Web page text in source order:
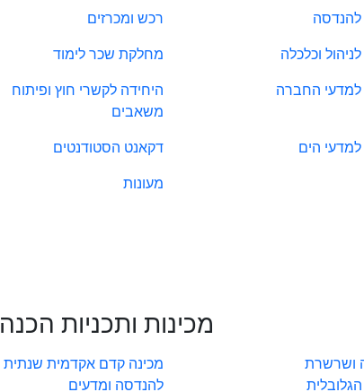
וכלכלה
החברה
הים
רכש ומכרזים
מחלקת שכר לימוד
היחידה לקשרי חוץ ופיתוח
משאבים
דקאנט הסטודנטים
מעונות
ושרשרת
מכינות ותכניות הכנה
מכינה קדם אקדמית שנתית
להנדסה ומדעים